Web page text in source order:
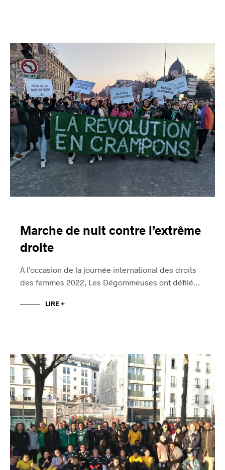
Marche de nuit contre l’extrême
droite
A l’occasion de la journée international des droits
des femmes 2022, Les Dégommeuses ont défilé…
LIRE +